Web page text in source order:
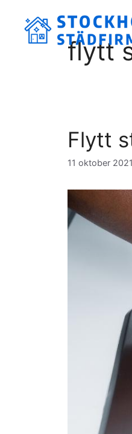
innehåll
flytt
Flytt
11 oktober 2021